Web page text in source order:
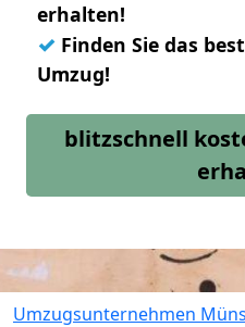
erhalten!
✓ Finden Sie das
Umzug!
blitzschnell
Umzugsunternehmen